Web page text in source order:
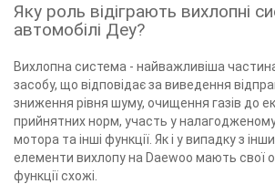
Яку роль відіграють вихлопні
автомобілі Деу?
Вихлопна система - найважливіша
засобу, що відповідає за виведення
зниження рівня шуму, очищення газів до
прийнятних норм, участь у
мотора та інші функції. Як і у випадку з
елементи вихлопу на Daewoo мають свої
функції схожі.